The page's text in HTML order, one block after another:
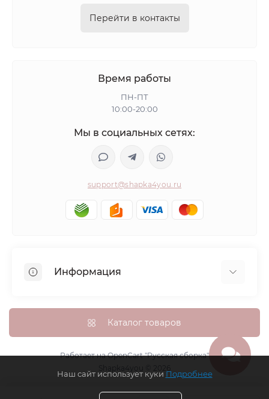
Перейти в контакты
Время работы
ПН-ПТ
10:00-20:00
Мы в социальных сетях:
support@shapka4you.ru
Информация
Доставка, оплата и бонусные баллы
Гарантия возврата
Политика конфиденциальности
Контакты
Каталог товаров
Работает наOpenCart "Русская сборка"
Наш сайт использует куки Подробнее